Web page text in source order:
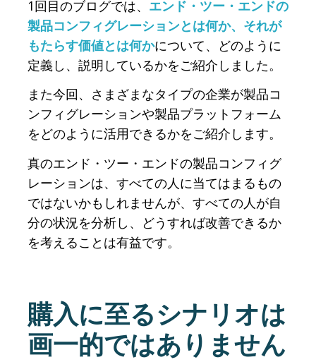
1回目のブログでは、 エンド・ツー・エンドの
製品コンフィグレーションとは何か、それが
もたらす価値とは何かについて、どのように
定義し、説明しているかをご紹介しました。
また今回、さまざまなタイプの企業が製品コ
ンフィグレーションや製品プラットフォーム
をどのように活用できるかをご紹介します。
真のエンド・ツー・エンドの製品コンフィグ
レーションは、すべての人に当てはまるもの
ではないかもしれませんが、すべての人が自
分の状況を分析し、どうすれば改善できるか
を考えることは有益です。
購入に至るシナリオは
画一的ではありません